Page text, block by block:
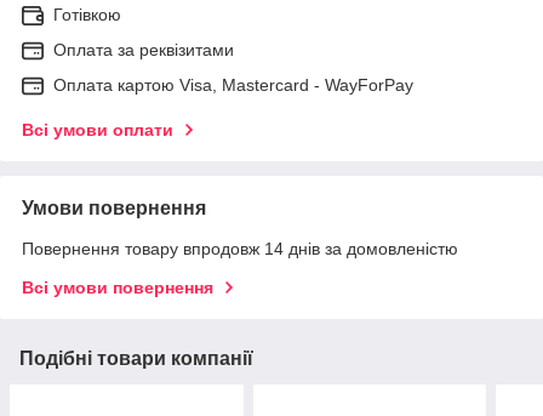
Готівкою
Оплата за реквізитами
Оплата картою Visa, Mastercard - WayForPay
Всі умови оплати
Умови повернення
Повернення товару впродовж 14 днів за домовленістю
Всі умови повернення
Подібні товари компанії